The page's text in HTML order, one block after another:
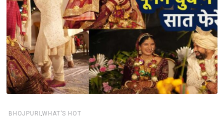
BHOJPURI,WHAT'S HOT